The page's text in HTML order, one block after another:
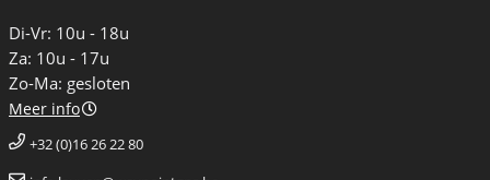
Di-Vr: 10u - 18u
Za: 10u - 17u
Zo-Ma: gesloten
Meer info
+32 (0)16 26 22 80